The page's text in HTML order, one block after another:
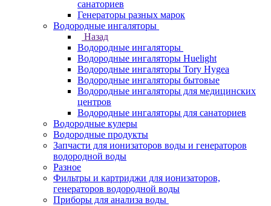
санаториев
Генераторы разных марок
Водородные ингаляторы
Назад
Водородные ингаляторы
Водородные ингаляторы Huelight
Водородные ингаляторы Tory Hygea
Водородные ингаляторы бытовые
Водородные ингаляторы для медицинских
центров
Водородные ингаляторы для санаториев
Водородные кулеры
Водородные продукты
Запчасти для ионизаторов воды и генераторов
водородной воды
Разное
Фильтры и картриджи для ионизаторов,
генераторов водородной воды
Приборы для анализа воды